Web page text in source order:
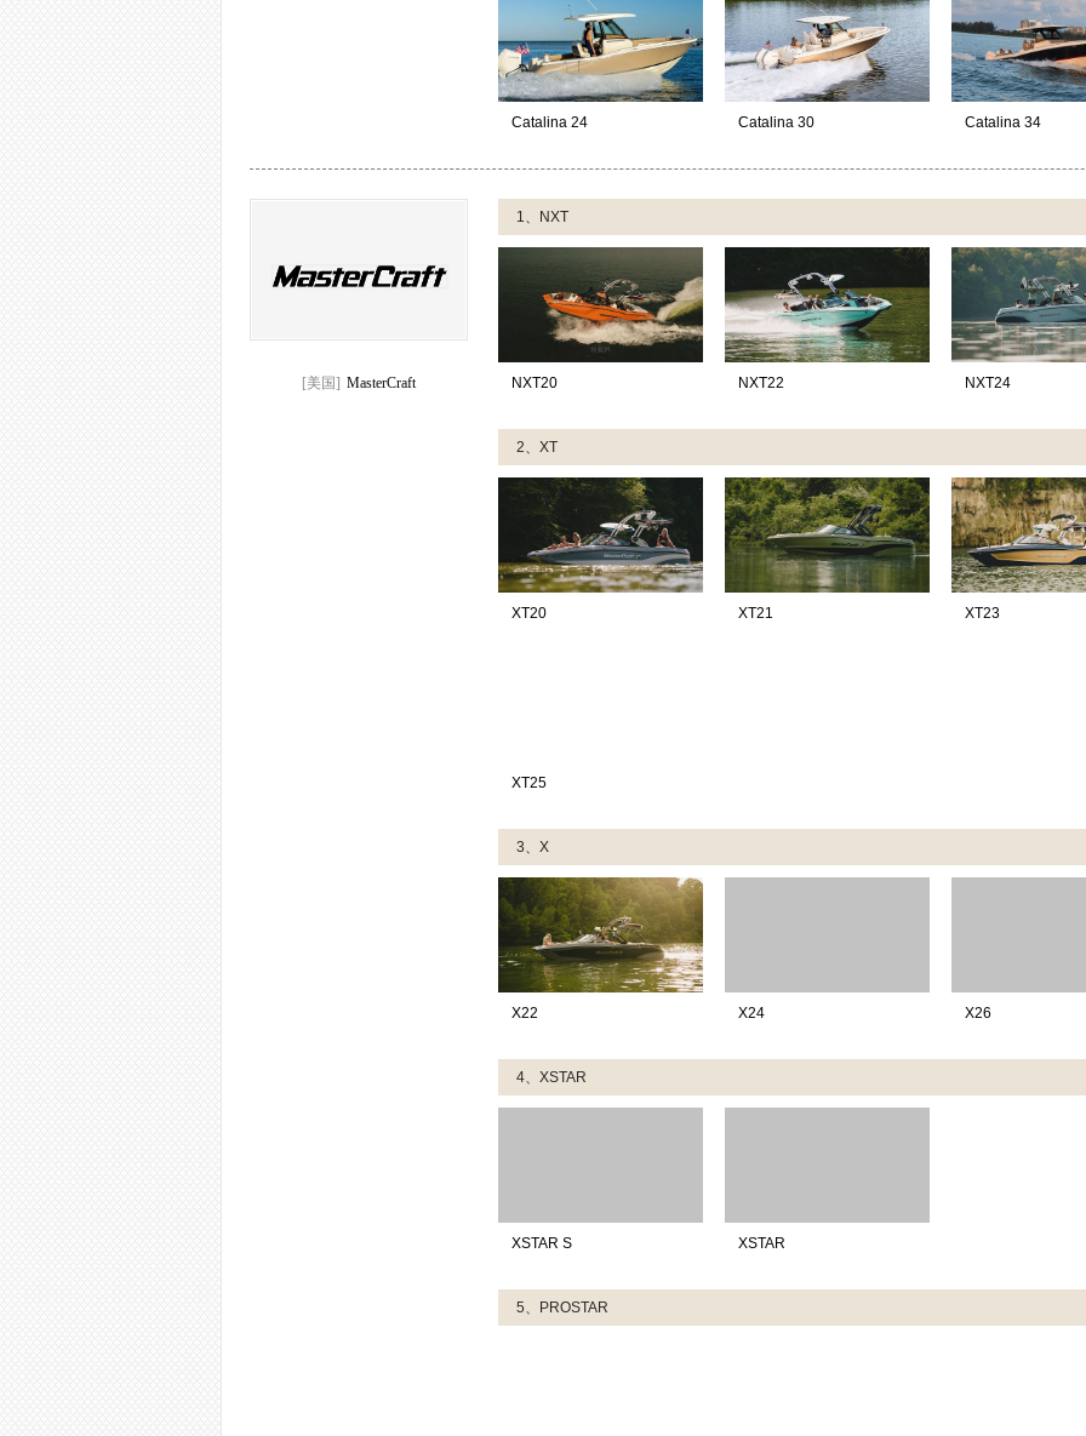
Catalina 24 Catalina 30 Catalina 34
[美国] MasterCraft
1、NXT
NXT20 NXT22 NXT24
2、XT
XT20 XT21 XT23
XT25
3、X
X22 X24 X26
4、XSTAR
XSTAR S XSTAR
5、PROSTAR